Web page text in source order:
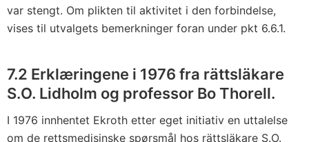
var stengt. Om plikten til aktivitet i den forbindelse,
vises til utvalgets bemerkninger foran under pkt 6.6.1.
7.2 Erklæringene i 1976 fra rättsläkare
S.O. Lidholm og professor Bo Thorell.
I 1976 innhentet Ekroth etter eget initiativ en uttalelse
om de rettsmedisinske spørsmål hos rättsläkare S.O.